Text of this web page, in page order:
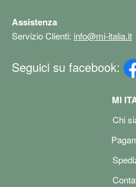
Assistenza
Servizio Clienti: info@mi-italia.it
Seguici su facebook:
MI
Chi